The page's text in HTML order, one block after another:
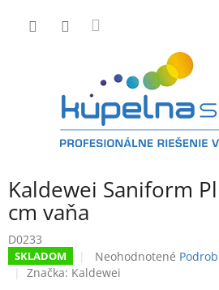
Kaldewei Saniform
cm vaňa
D0233
SKLADOM
Priemerné
hodnotenie
Neohodnotené
Značka: Kaldewei